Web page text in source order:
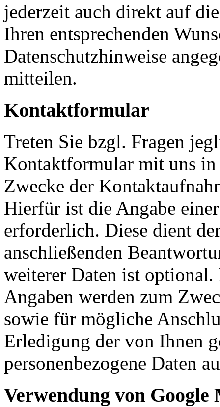
jederzeit auch direkt auf
Ihren entsprechenden
Datenschutzhinweise
mitteilen.
Kontaktformular
Treten Sie bzgl. Fragen
Kontaktformular mit uns
Zwecke der
Hierfür ist die Angabe
erforderlich. Diese dient
anschließenden
weiterer Daten ist
Angaben werden zum
sowie für mögliche
Erledigung der von Ihnen
personenbezogene Daten
Verwendung von Google